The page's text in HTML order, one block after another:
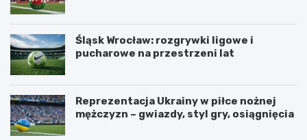
Śląsk Wrocław: rozgrywki ligowe i
pucharowe na przestrzeni lat
Reprezentacja Ukrainy w piłce nożnej
mężczyzn – gwiazdy, styl gry, osiągnięcia